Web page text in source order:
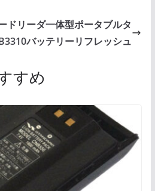
ドリーダ一体型ポータブルタ
バッテリーリフレッシュ
すめ